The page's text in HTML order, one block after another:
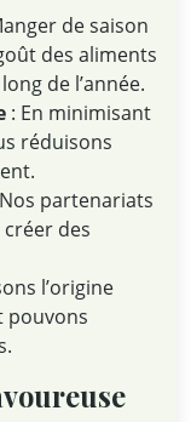
de saison
des aliments
de l’année.
: En minimisant
réduisons
partenariats
des
l’origine
pouvons